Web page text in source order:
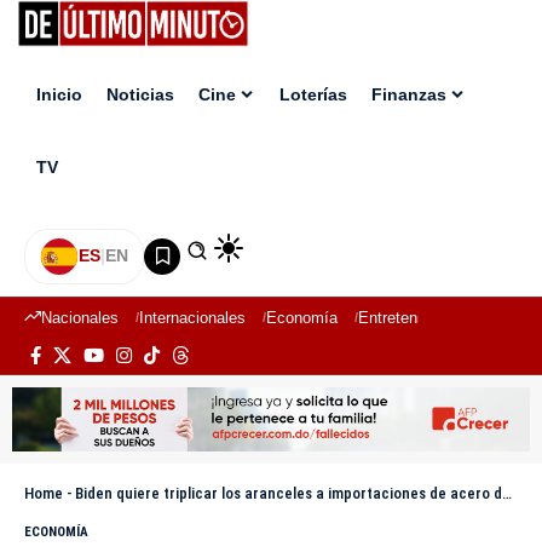
Inicio Noticias Cine Loterías Finanzas
TV
ES|EN
Nacionales Internacionales Economía Entretenimiento
Home - Biden quiere triplicar los aranceles a importaciones de acero de China
ECONOMÍA